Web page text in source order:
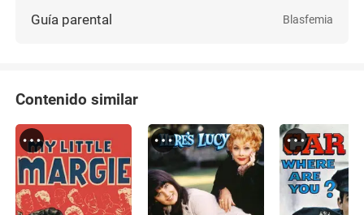
Guía parental Blasfemia
Contenido similar